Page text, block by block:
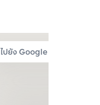
ไปยัง Google Map